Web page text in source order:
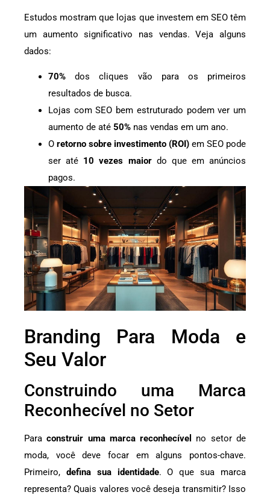
Estudos mostram que lojas que investem em SEO têm
um aumento significativo nas vendas. Veja alguns
dados:
70% dos cliques vão para os primeiros
resultados de busca.
Lojas com SEO bem estruturado podem ver um
aumento de até 50% nas vendas em um ano.
O retorno sobre investimento (ROI) em SEO pode
ser até 10 vezes maiordo que em anúncios
pagos.
Branding Para Moda e
Seu Valor
Construindo uma Marca
Reconhecível no Setor
Paraconstruir uma marca reconhecível
no setor de
moda, você deve focar em alguns pontos-chave.
Primeiro, defina sua identidade. O que sua marca
representa? Quais valores você deseja transmitir? Isso